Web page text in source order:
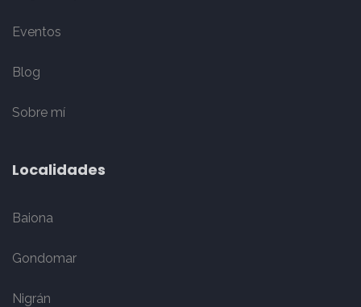
Eventos
Blog
Sobre mí
Localidades
Baiona
Gondomar
Nigrán